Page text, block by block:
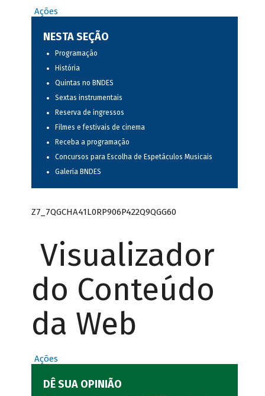
Ações
NESTA SEÇÃO
Programação
História
Quintas no BNDES
Sextas instrumentais
Reserva de ingressos
Filmes e festivais de cinema
Receba a programação
Concursos para Escolha de Espetáculos Musicais
Galeria BNDES
Z7_7QGCHA41L0RP906P422Q9QGG60
Visualizador
do Conteúdo
da Web
Ações
DÊ SUA OPINIÃO